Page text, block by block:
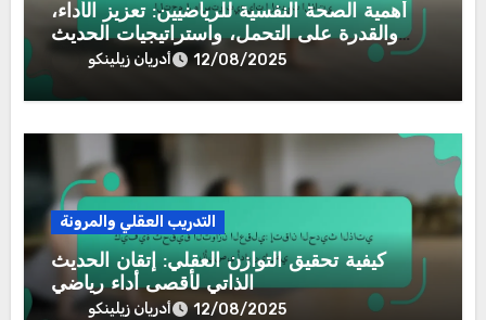
أهمية الصحة النفسية للرياضيين: تعزيز الأداء،
والقدرة على التحمل، واستراتيجيات الحديث
الذاتيأدريان زيلينكو 12/08/2025
التدريب العقلي والمرونة
كيفية تحقيق التوازن العقلي: إتقان الحديث
الذاتي لأقصى أداء رياضي
أدريان زيلينكو 12/08/2025